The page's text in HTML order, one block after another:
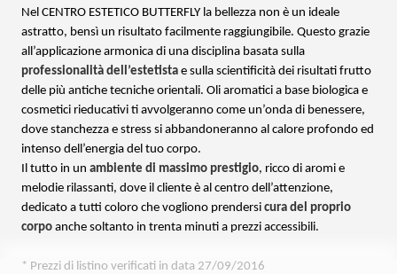
Nel CENTRO ESTETICO BUTTERFLY la bellezza non è un ideale
astratto, bensì un risultato facilmente raggiungibile. Questo grazie
all’applicazione armonica di una disciplina basata sulla
professionalità dell’estetista e sulla scientificità dei risultati frutto
delle più antiche tecniche orientali. Oli aromatici a base biologica e
cosmetici rieducativi ti avvolgeranno come un’onda di benessere,
dove stanchezza e stress si abbandoneranno al calore profondo ed
intenso dell’energia del tuo corpo.
Il tutto in un ambiente di massimo prestigio, ricco di aromi e
melodie rilassanti, dove il cliente è al centro dell’attenzione,
dedicato a tutti coloro che vogliono prendersi cura del proprio
corpo anche soltanto in trenta minuti a prezzi accessibili.
* Prezzi di listino verificati in data 27/09/2016